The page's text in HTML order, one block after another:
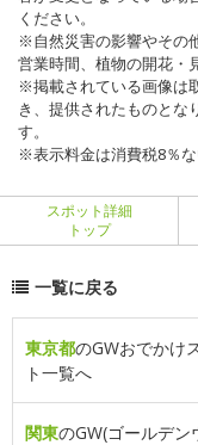
ください。
※自然災害の影響やその
営業時間、植物の開花・
※掲載されている画像は
き、提供されたものとな
す。
※表示料金は消費税8％な
スポット詳細
トップ
一覧に戻る
東京都のGWおでかけ
ト一覧へ
関東のGW(ゴールデン